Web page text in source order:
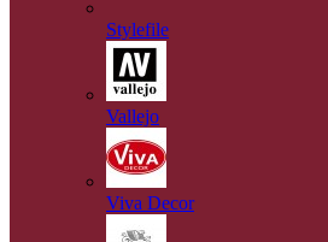
Stylefile
Vallejo
Viva Decor